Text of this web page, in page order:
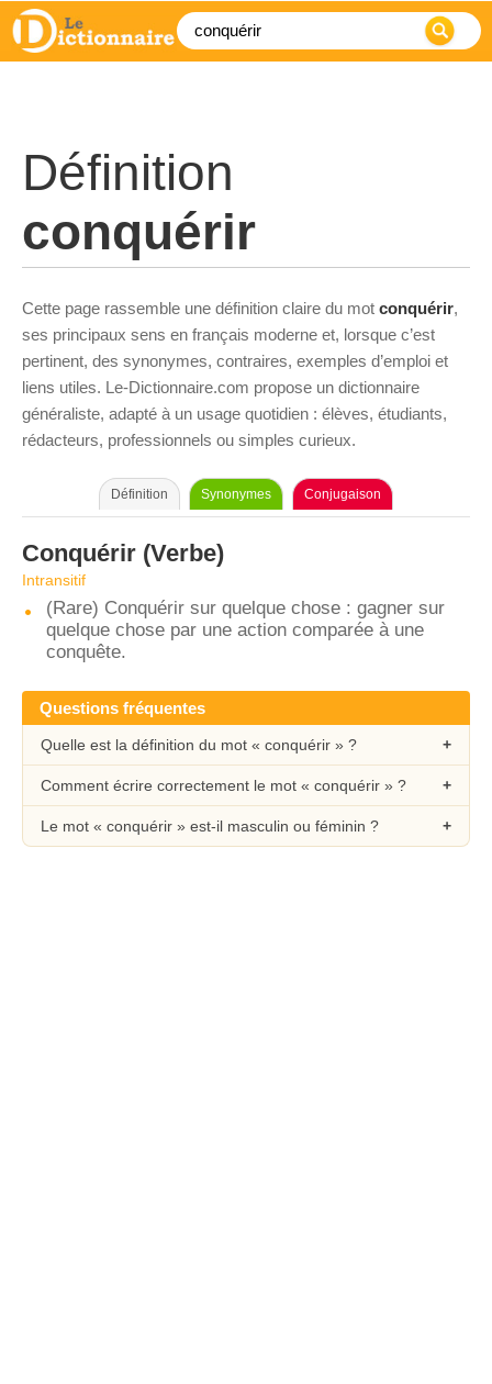
Définition
conquérir
Cette page rassemble une définition claire du mot conquérir,
ses principaux sens en français moderne et, lorsque c’est
pertinent, des synonymes, contraires, exemples d’emploi et
liens utiles. Le-Dictionnaire.com propose un dictionnaire
généraliste, adapté à un usage quotidien : élèves, étudiants,
rédacteurs, professionnels ou simples curieux.
Définition Synonymes Conjugaison
Conquérir (Verbe)
Intransitif
(Rare) Conquérir sur quelque chose : gagner sur
quelque chose par une action comparée à une
conquête.
Questions fréquentes
Quelle est la définition du mot « conquérir » ?
Comment écrire correctement le mot « conquérir » ?
Le mot « conquérir » est-il masculin ou féminin ?